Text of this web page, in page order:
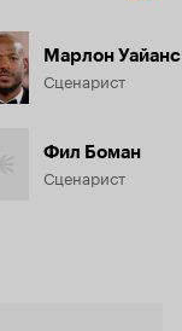
Марлон Уайанс
Сценарист
Фил Боман
Сценарист